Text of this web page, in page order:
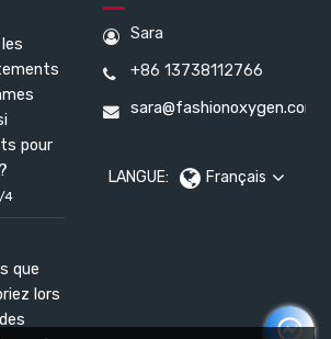
4
pour
que
lors
Sara
+86 13738112766
sara@fashionoxygen.com
LANGUE: Français